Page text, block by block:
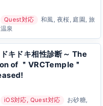
Quest対応
和風, 夜桜, 庭園, 旅
泉
キドキ相性診断～ The
of ＂VRCTemple＂
iOS対応, Quest対応
お砂糖,